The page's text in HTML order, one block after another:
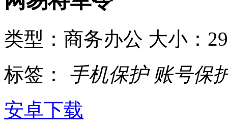
类型：商务办公 大小：
标签： 手机保护 账号保
安卓下载